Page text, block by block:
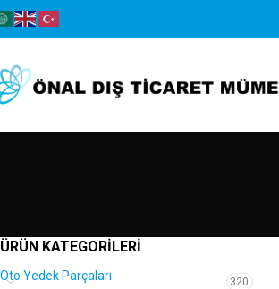
ÜRÜN KATEGORILERI
Oto Yedek Parçaları 320